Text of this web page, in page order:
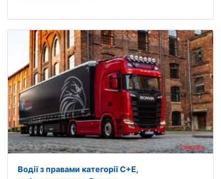
Водії з правами категорії C+E,